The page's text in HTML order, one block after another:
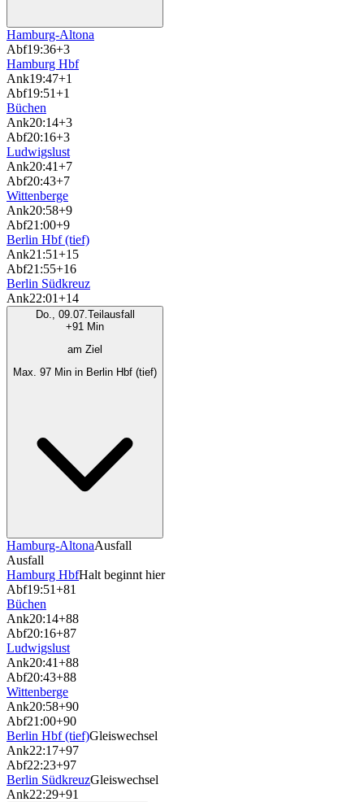
Hamburg-Altona
Abf19:36+3
Hamburg Hbf
Ank19:47+1
Abf19:51+1
Büchen
Ank20:14+3
Abf20:16+3
Ludwigslust
Ank20:41+7
Abf20:43+7
Wittenberge
Ank20:58+9
Abf21:00+9
Berlin Hbf (tief)
Ank21:51+15
Abf21:55+16
Berlin Südkreuz
Ank22:01+14
Do., 09.07. Teilausfall
+91 Min
am Ziel
Max. 97 Min in Berlin Hbf (tief)
Hamburg-AltonaAusfall
Ausfall
Hamburg HbfHalt beginnt hier
Abf19:51+81
Büchen
Ank20:14+88
Abf20:16+87
Ludwigslust
Ank20:41+88
Abf20:43+88
Wittenberge
Ank20:58+90
Abf21:00+90
Berlin Hbf (tief)Gleiswechsel
Ank22:17+97
Abf22:23+97
Berlin SüdkreuzGleiswechsel
Ank22:29+91